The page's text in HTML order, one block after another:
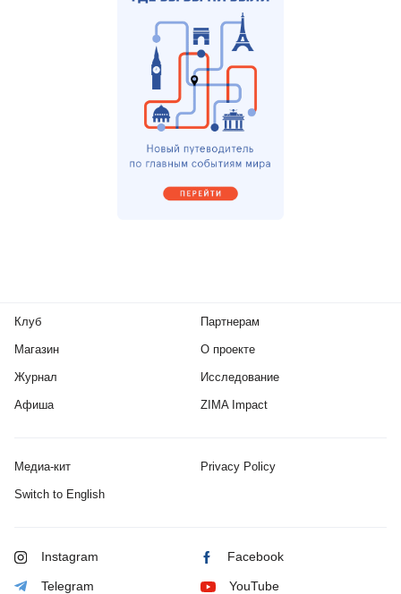
Клуб
Магазин
Журнал
Афиша
Партнерам
О проекте
Исследование
ZIMA Impact
Медиа-кит Privacy Policy
Switch to English
Instagram Facebook
Telegram YouTube